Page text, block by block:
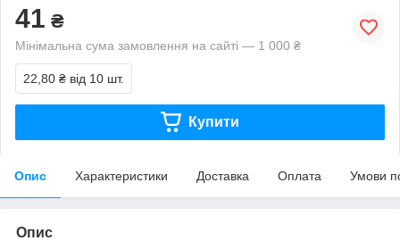
41 ₴
Мінімальна сума замовлення на сайті — 1 000 ₴
22,80 ₴ від 10 шт.
Купити
Опис Характеристики Доставка Оплата Умови
Опис